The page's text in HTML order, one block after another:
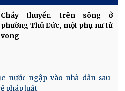
Cháy thuyền trên sông ở
phường Thủ Đức, một phụ nữ tử
vong
nước ngập vào nhà dân sau
pháp luật